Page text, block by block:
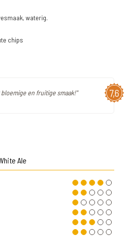
waterig.
chips
7,6
en fruitige smaak!"
Ale